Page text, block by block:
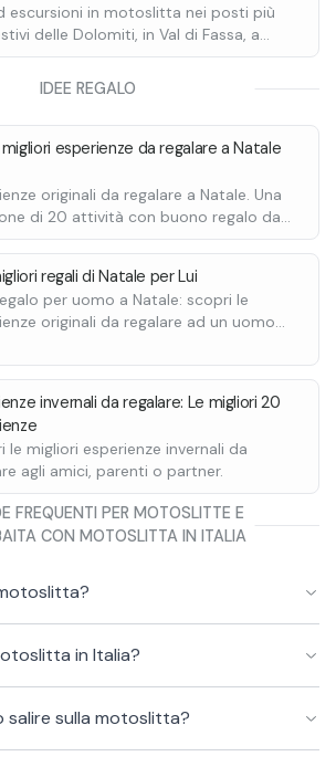
escursioni in motoslitta nei posti più
delle Dolomiti, in Val di Fassa, a
alle Tre cime di Lavaredo. Scopri le
discese.
IDEE REGALO
esperienze da regalare a Natale
originali da regalare a Natale. Una
di 20 attività con buono regalo da
e personalizzare.
regali di Natale per Lui
per uomo a Natale: scopri le
originali da regalare ad un uomo
papà o fidanzato.
invernali da regalare: Le migliori 20
le migliori esperienze invernali da
agli amici, parenti o partner.
FREQUENTI PER MOTOSLITTE E
CON MOTOSLITTA IN ITALIA
in Italia?
salire sulla motoslitta?